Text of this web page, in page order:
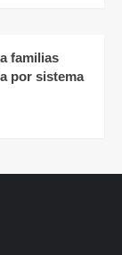
familias
por sistema